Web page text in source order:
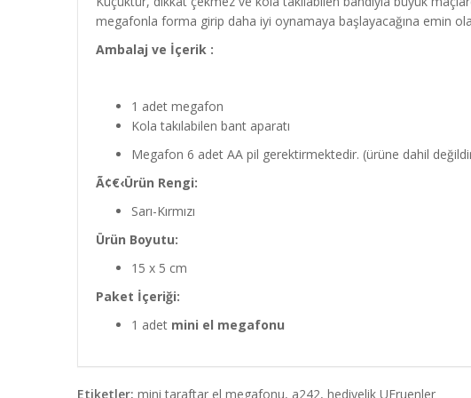
megafonla forma girip daha iyi oynamaya başlayacağına emin
Ambalaj ve İçerik :
1 adet megafon
Kola takılabilen bant aparatı
Megafon 6 adet AA pil gerektirmektedir. (ürüne dahil
Ã¢€‹Ürün Rengi:
Sarı-Kırmızı
Ürün Boyutu:
15 x 5 cm
Paket İçeriği:
1 adet mini el megafonu
Etiketler: mini taraftar el megafonu, a242, hediyelik UEruenler